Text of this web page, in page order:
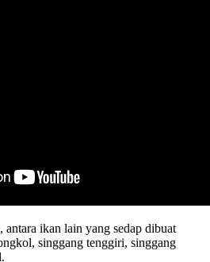
antara ikan lain yang sedap dibuat
singgang tenggiri, singgang